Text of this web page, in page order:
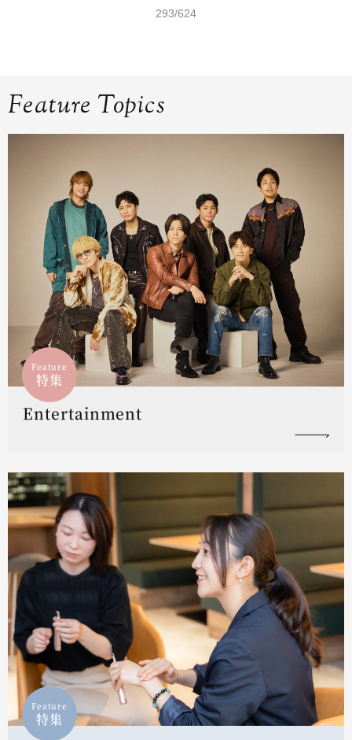
293/624
Feature Topics
Feature
特集
Entertainment
Feature
特集